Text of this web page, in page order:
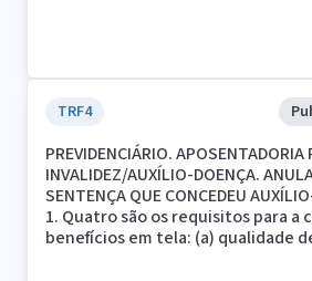
sequelas permanentes que
capacidade de exercer a sua
totalmente dissociada das
(concessão de auxílio-acidente,
acidente), para que nova decisão
consonância com os elementos
TRF4
PREVIDENCIÁRIO. APOSENTADORIA
INVALIDEZ/AUXÍLIO-DOENÇA.
SENTENÇA QUE CONCEDEU
1. Quatro são os requisitos para a
benefícios em tela: (a) qualidade